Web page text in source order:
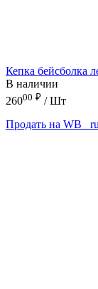
Кепка бейсболка
В наличии
26000 ₽ / Шт
Продать на WB